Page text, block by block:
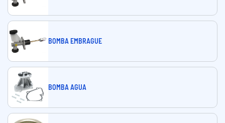
BOMBA EMBRAGUE
BOMBA AGUA